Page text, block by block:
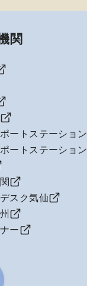
関
ートステーション
ートステーション
スク気仙
ー